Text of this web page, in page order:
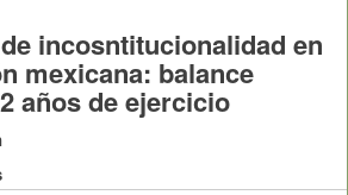
incosntitucionalidad en
mexicana: balance
años de ejercicio